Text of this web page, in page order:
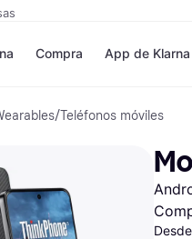
Formas de pago
Paga ahora
Paga en 3 plazos
Paga en 30 días
Financiación
Klarna en Apple
Compra
Tiendas
Zalando
JD Sports
App de Klarna
/Teléfonos móviles